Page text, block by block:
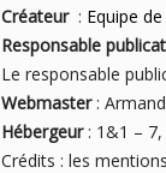
Créateur: Equipe
Responsable
Le responsable
Webmaster:
Hébergeur: 1&1 – 7,
Crédits : les